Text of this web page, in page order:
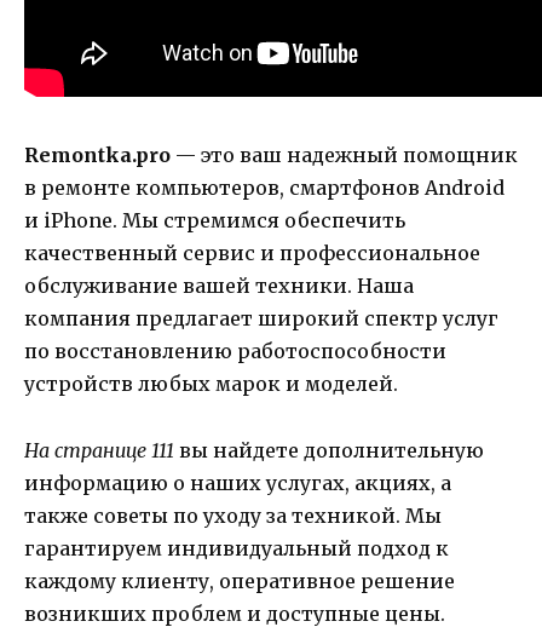
Remontka.pro — это ваш надежный помощник
в ремонте компьютеров, смартфонов Android
и iPhone. Мы стремимся обеспечить
качественный сервис и профессиональное
обслуживание вашей техники. Наша
компания предлагает широкий спектр услуг
по восстановлению работоспособности
устройств любых марок и моделей.
На странице 111 вы найдете дополнительную
информацию о наших услугах, акциях, а
также советы по уходу за техникой. Мы
гарантируем индивидуальный подход к
каждому клиенту, оперативное решение
возникших проблем и доступные цены.